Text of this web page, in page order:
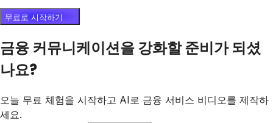
무료로 시작하기
금융 커뮤니케이션을 강화할 준비가 되셨
나요?
오늘 무료 체험을 시작하고 AI로 금융 서비스 비디오를 제작하
세요.